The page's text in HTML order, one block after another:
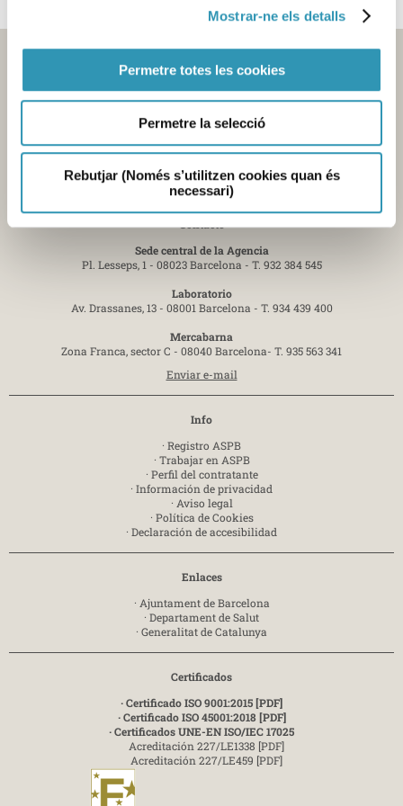
Mostrar-ne els detalls
Permetre totes les cookies
Permetre la selecció
Rebutjar (Només s’utilitzen cookies quan és
necessari)
Contacto
Sede central de la Agencia
Pl. Lesseps, 1 - 08023 Barcelona - T. 932 384 545
Laboratorio
Av. Drassanes, 13 - 08001 Barcelona - T. 934 439 400
Mercabarna
Zona Franca, sector C - 08040 Barcelona- T. 935 563 341
Enviar e-mail
Info
· Registro ASPB
· Trabajar en ASPB
· Perfil del contratante
· Información de privacidad
· Aviso legal
· Política de Cookies
· Declaración de accesibilidad
Enlaces
· Ajuntament de Barcelona
· Departament de Salut
· Generalitat de Catalunya
Certificados
· Certificado ISO 9001:2015 [PDF]
· Certificado ISO 45001:2018 [PDF]
· Certificados UNE-EN ISO/IEC 17025
Acreditación 227/LE1338 [PDF]
Acreditación 227/LE459 [PDF]